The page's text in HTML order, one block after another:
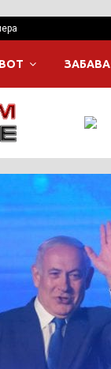
ЗАБАВА